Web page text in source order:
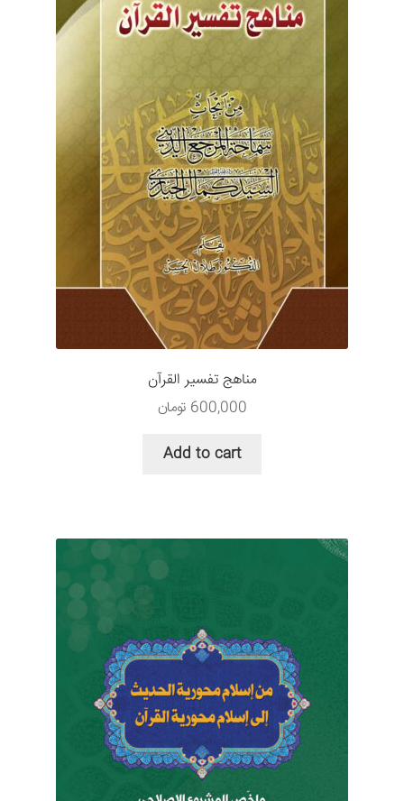
مناهج تفسير القرآن
600,000 تومان
Add to cart